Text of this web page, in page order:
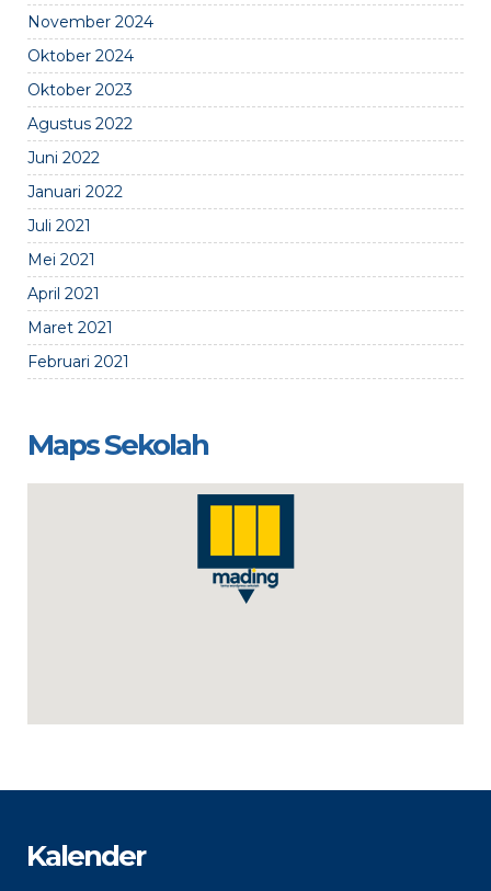
November 2024
Oktober 2024
Oktober 2023
Agustus 2022
Juni 2022
Januari 2022
Juli 2021
Mei 2021
April 2021
Maret 2021
Februari 2021
Maps Sekolah
Kalender